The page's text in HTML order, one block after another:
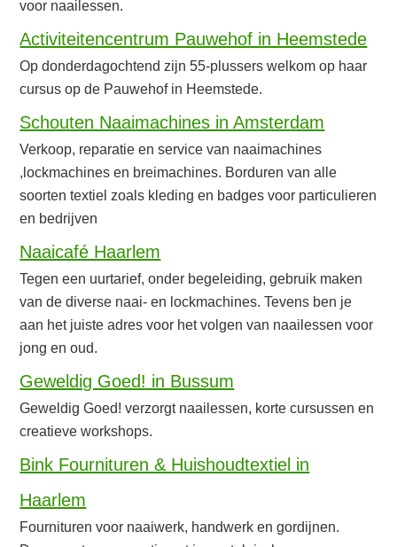
voor naailessen.
Activiteitencentrum Pauwehof in Heemstede
Op donderdagochtend zijn 55-plussers welkom op haar
cursus op de Pauwehof in Heemstede.
Schouten Naaimachines in Amsterdam
Verkoop, reparatie en service van naaimachines
,lockmachines en breimachines. Borduren van alle
soorten textiel zoals kleding en badges voor particulieren
en bedrijven
Naaicafé Haarlem
Tegen een uurtarief, onder begeleiding, gebruik maken
van de diverse naai- en lockmachines. Tevens ben je
aan het juiste adres voor het volgen van naailessen voor
jong en oud.
Geweldig Goed! in Bussum
Geweldig Goed! verzorgt naailessen, korte cursussen en
creatieve workshops.
Bink Fournituren & Huishoudtextiel in
Haarlem
Fournituren voor naaiwerk, handwerk en gordijnen.